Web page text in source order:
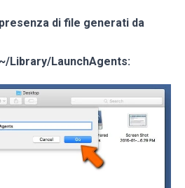
di file generati da
~/Library/LaunchAgents: